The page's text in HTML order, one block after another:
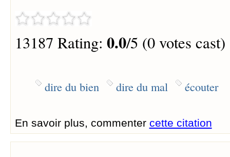
13187 Rating: 0.0/5 (0 votes cast)
dire du bien dire du mal écouter
En savoir plus, commenter cette citation